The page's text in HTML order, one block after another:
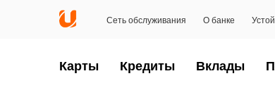
Сеть обслуживания О банке
Карты Кредиты Вклады